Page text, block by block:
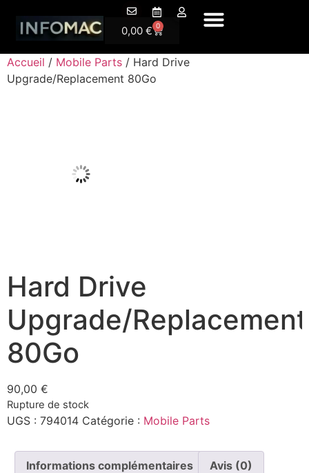
0,00 € 0
Accueil / Mobile Parts / Hard Drive
Upgrade/Replacement 80Go
Hard Drive
Upgrade/Replacement
80Go
90,00 €
Rupture de stock
UGS : 794014 Catégorie : Mobile Parts
Informations complémentaires Avis (0)